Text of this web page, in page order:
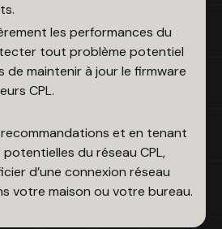
les performances du
tout problème potentiel
de maintenir à jour le firmware
CPL.
et en tenant
du réseau CPL,
d’une connexion réseau
votre maison ou votre bureau.